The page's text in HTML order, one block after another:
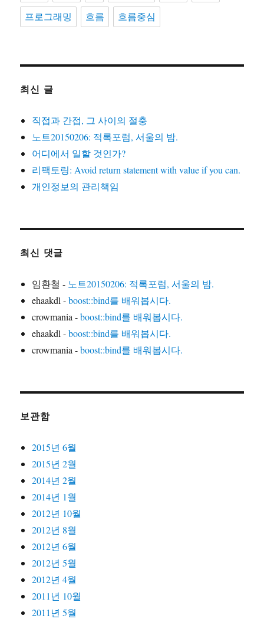
프로그래밍 흐름 흐름중심
최신 글
직접과 간접, 그 사이의 절충
노트20150206: 적록포럼, 서울의 밤.
어디에서 일할 것인가?
리팩토링: Avoid return statement with value if you can.
개인정보의 관리책임
최신 댓글
임환철 - 노트20150206: 적록포럼, 서울의 밤.
ehaakdl-boost::bind를 배워봅시다.
crowmania-boost::bind를 배워봅시다.
ehaakdl-boost::bind를 배워봅시다.
crowmania-boost::bind를 배워봅시다.
보관함
2015년 6월
2015년 2월
2014년 2월
2014년 1월
2012년 10월
2012년 8월
2012년 6월
2012년 5월
2012년 4월
2011년 10월
2011년 5월